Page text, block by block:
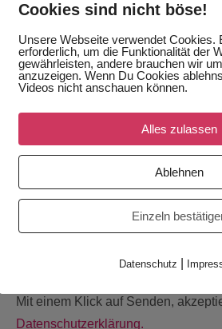
AUCH
Kontaktformular wurde nicht
Mit einem Klick auf Senden,
Datenschutzerklärung.
Cookies sind nicht böse!
Unsere Webseite verwendet Cookies.
erforderlich, um die Funktionalität der
gewährleisten, andere brauchen wir
anzuzeigen. Wenn Du Cookies
Videos nicht anschauen können.
Alles zulassen
Ablehnen
Einzeln
Datenschutz